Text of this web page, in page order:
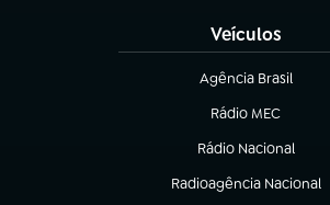
Veículos
Agência Brasil
(abre em nova aba)
Rádio MEC
(abre em nova aba)
Rádio Nacional
Radioagência Nacional
(abre em nova aba)